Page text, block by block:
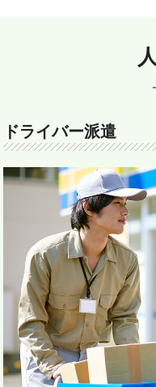
ドライバー派遣